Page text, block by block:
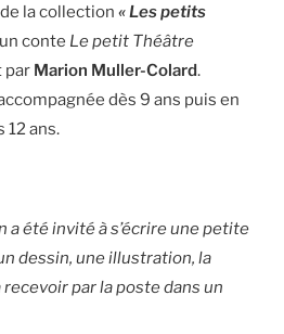
la collection « Les petits
conte Le petit Théâtre
par Marion Muller-Colard.
dès 9 ans puis en
ans.
a été invité à s’écrire une petite
dessin, une illustration, la
par la poste dans un